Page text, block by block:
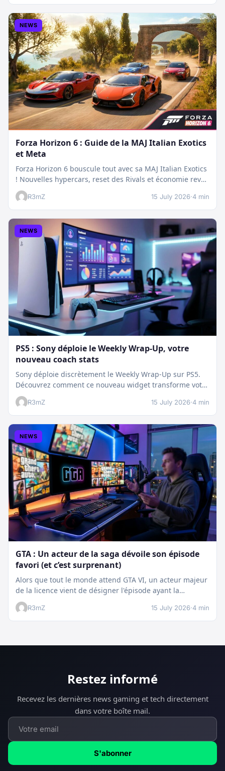
NEWS
Forza Horizon 6 : Guide de la MAJ Italian Exotics
et Meta
Forza Horizon 6 bouscule tout avec sa MAJ Italian Exotics
! Nouvelles hypercars, reset des Rivals et économie revue
:…
R3mZ 15 July 2026·4 min
NEWS
PS5 : Sony déploie le Weekly Wrap-Up, votre
nouveau coach stats
Sony déploie discrètement le Weekly Wrap-Up sur PS5.
Découvrez comment ce nouveau widget transforme votre
dashboard et booste votre suivi…
R3mZ 15 July 2026·4 min
NEWS
GTA : Un acteur de la saga dévoile son épisode
favori (et c’est surprenant)
Alors que tout le monde attend GTA VI, un acteur majeur
de la licence vient de désigner l'épisode ayant la…
R3mZ 15 July 2026·4 min
Restez informé
Recevez les dernières news gaming et tech directement
dans votre boîte mail.
S'abonner